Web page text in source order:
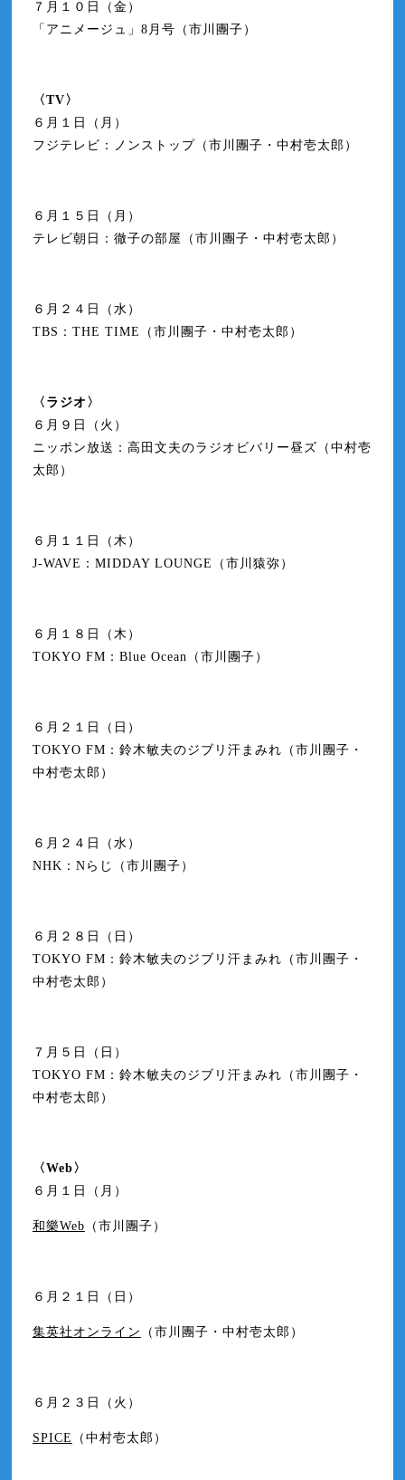
７月１０日（金）
「アニメージュ」8月号（市川團子）
〈TV〉
６月１日（月）
フジテレビ：ノンストップ（市川團子・中村壱太郎）
６月１５日（月）
テレビ朝日：徹子の部屋（市川團子・中村壱太郎）
６月２４日（水）
TBS：THE TIME（市川團子・中村壱太郎）
〈ラジオ〉
６月９日（火）
ニッポン放送：高田文夫のラジオビバリー昼ズ（中村壱
太郎）
６月１１日（木）
J-WAVE：MIDDAY LOUNGE（市川猿弥）
６月１８日（木）
TOKYO FM：Blue Ocean（市川團子）
６月２１日（日）
TOKYO FM：鈴木敏夫のジブリ汗まみれ（市川團子・
中村壱太郎）
６月２４日（水）
NHK：Nらじ（市川團子）
６月２８日（日）
TOKYO FM：鈴木敏夫のジブリ汗まみれ（市川團子・
中村壱太郎）
７月５日（日）
TOKYO FM：鈴木敏夫のジブリ汗まみれ（市川團子・
中村壱太郎）
〈Web〉
６月１日（月）
和樂Web （市川團子）
６月２１日（日）
集英社オンライン （市川團子・中村壱太郎）
６月２３日（火）
SPICE （中村壱太郎）